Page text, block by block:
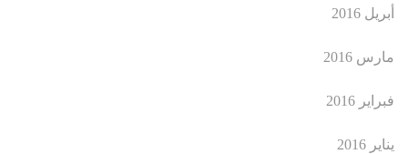
أبريل 2016
مارس 2016
فبراير 2016
يناير 2016